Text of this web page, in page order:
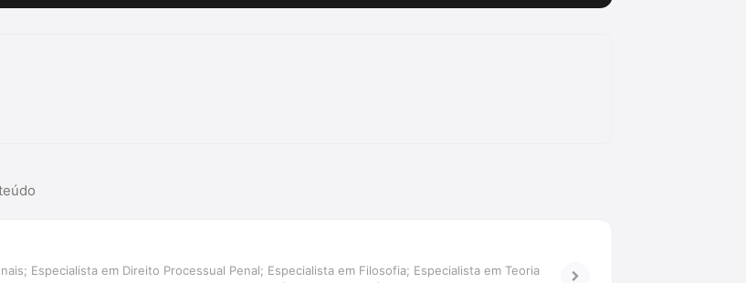
Especialista em Direito Processual Penal; Especialista em Filosofia; Especialista em Teoria